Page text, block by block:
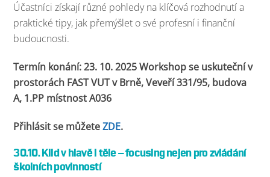
Účastníci získají různé pohledy na klíčová rozhodnutí a
praktické tipy, jak přemýšlet o své profesní i finanční
budoucnosti.
Termín konání: 23. 10. 2025 Workshop se uskuteční v
prostorách FAST VUT v Brně, Veveří 331/95, budova
A, 1.PP místnost A036
Přihlásit se můžeteZDE.
30.10. Klid v hlavě i těle – focusing nejen pro zvládání
školních povinností